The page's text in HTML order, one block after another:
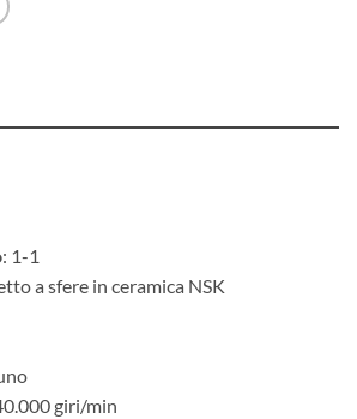
: 1-1
a sfere in ceramica NSK
giri/min